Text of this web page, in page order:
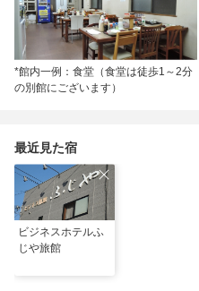
*館内一例：食堂（食堂は徒歩1～2分
の別館にございます）
最近見た宿
ビジネスホテルふ
じや旅館